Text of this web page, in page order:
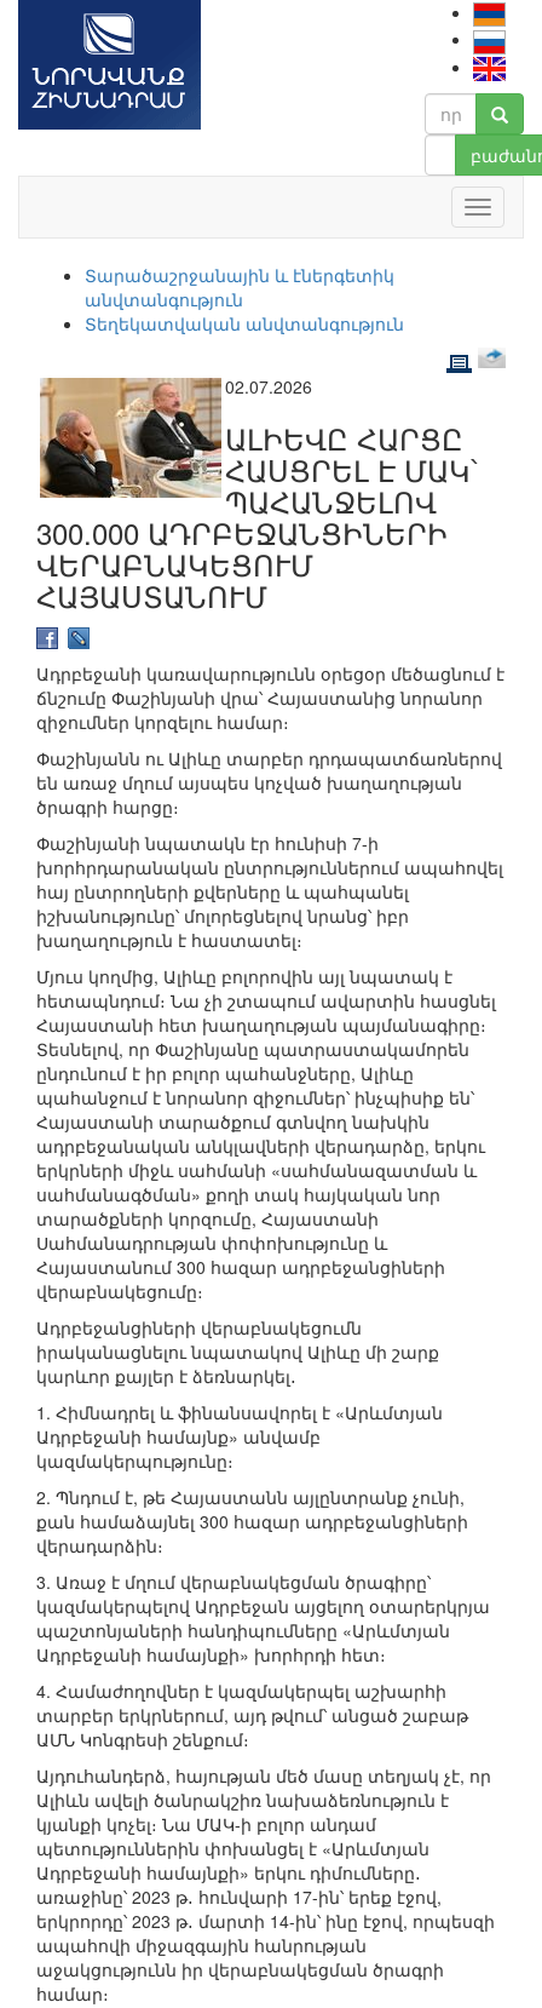
Տարածաշրջանային և էներգետիկ
անվտանգություն
Տեղեկատվական անվտանգություն
02.07.2026
ԱԼԻԵՎԸ ՀԱՐՑԸ
ՀԱՍՑՐԵԼ Է ՄԱԿ՝
ՊԱՀԱՆՋԵԼՈՎ
300.000 ԱԴՐԲԵՋԱՆՑԻՆԵՐԻ
ՎԵՐԱԲՆԱԿԵՑՈՒՄ
ՀԱՅԱՍՏԱՆՈՒՄ
Ադրբեջանի կառավարությունն օրեցօր մեծացնում է
ճնշումը Փաշինյանի վրա՝ Հայաստանից նորանոր
զիջումներ կորզելու համար։
Փաշինյանն ու Ալիևը տարբեր դրդապատճառներով
են առաջ մղում այսպես կոչված խաղաղության
ծրագրի հարցը։
Փաշինյանի նպատակն էր հունիսի 7-ի
խորհրդարանական ընտրություններում ապահովել
հայ ընտրողների քվերները և պահպանել
իշխանությունը՝ մոլորեցնելով նրանց՝ իբր
խաղաղություն է հաստատել։
Մյուս կողմից, Ալիևը բոլորովին այլ նպատակ է
հետապնդում։ Նա չի շտապում ավարտին հասցնել
Հայաստանի հետ խաղաղության պայմանագիրը։
Տեսնելով, որ Փաշինյանը պատրաստակամորեն
ընդունում է իր բոլոր պահանջները, Ալիևը
պահանջում է նորանոր զիջումներ՝ ինչպիսիք են՝
Հայաստանի տարածքում գտնվող նախկին
ադրբեջանական անկլավների վերադարձը, երկու
երկրների միջև սահմանի «սահմանազատման և
սահմանագծման» քողի տակ հայկական նոր
տարածքների կորզումը, Հայաստանի
Սահմանադրության փոփոխությունը և
Հայաստանում 300 հազար ադրբեջանցիների
վերաբնակեցումը։
Ադրբեջանցիների վերաբնակեցումն
իրականացնելու նպատակով Ալիևը մի շարք
կարևոր քայլեր է ձեռնարկել․
1. Հիմնադրել և ֆինանսավորել է «Արևմտյան
Ադրբեջանի համայնք» անվամբ
կազմակերպությունը։
2. Պնդում է, թե Հայաստանն այլընտրանք չունի,
քան համաձայնել 300 հազար ադրբեջանցիների
վերադարձին։
3. Առաջ է մղում վերաբնակեցման ծրագիրը՝
կազմակերպելով Ադրբեջան այցելող օտարերկրյա
պաշտոնյաների հանդիպումները «Արևմտյան
Ադրբեջանի համայնքի» խորհրդի հետ։
4. Համաժողովներ է կազմակերպել աշխարհի
տարբեր երկրներում, այդ թվում՝ անցած շաբաթ
ԱՄՆ Կոնգրեսի շենքում։
Այդուհանդերձ, հայության մեծ մասը տեղյակ չէ, որ
Ալիևն ավելի ծանրակշիռ նախաձեռնություն է
կյանքի կոչել։ Նա ՄԱԿ-ի բոլոր անդամ
պետություններին փոխանցել է «Արևմտյան
Ադրբեջանի համայնքի» երկու դիմումները․
առաջինը՝ 2023 թ․ հունվարի 17-ին՝ երեք էջով,
երկրորդը՝ 2023 թ․ մարտի 14-ին՝ ինը էջով, որպեսզի
ապահովի միջազգային հանրության
աջակցությունն իր վերաբնակեցման ծրագրի
համար։